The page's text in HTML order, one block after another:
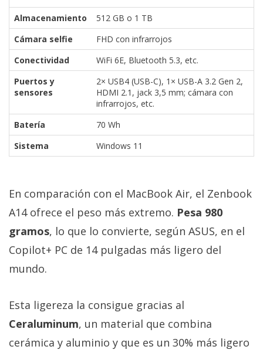
Almacenamiento
512 GB o 1 TB
Cámara selfie
FHD con infrarrojos
Conectividad
WiFi 6E, Bluetooth 5.3, etc.
Puertos y
sensores
2× USB4 (USB-C), 1× USB-A 3.2 Gen 2,
HDMI 2.1, jack 3,5 mm; cámara con
infrarrojos, etc.
Batería
70 Wh
Sistema
Windows 11
En comparación con el MacBook Air, el Zenbook
A14 ofrece el peso más extremo. Pesa 980
gramos, lo que lo convierte, según ASUS, en el
Copilot+ PC de 14 pulgadas más ligero del
mundo.
Esta ligereza la consigue gracias al
Ceraluminum, un material que combina
cerámica y aluminio y que es un 30% más ligero